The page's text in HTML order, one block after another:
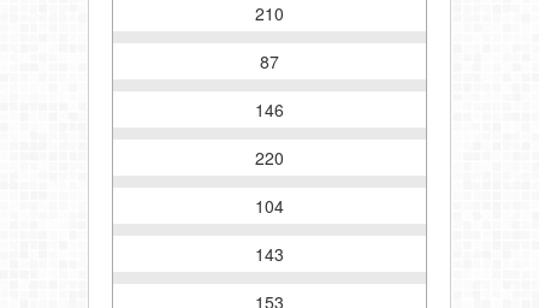
210
87
146
220
104
143
153